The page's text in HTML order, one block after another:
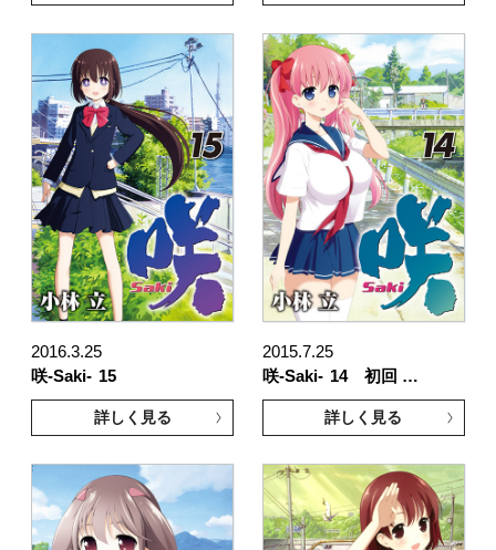
2016.3.25
咲-Saki- 15
詳しく見る
2015.7.25
咲-Saki- 14 初回 …
詳しく見る